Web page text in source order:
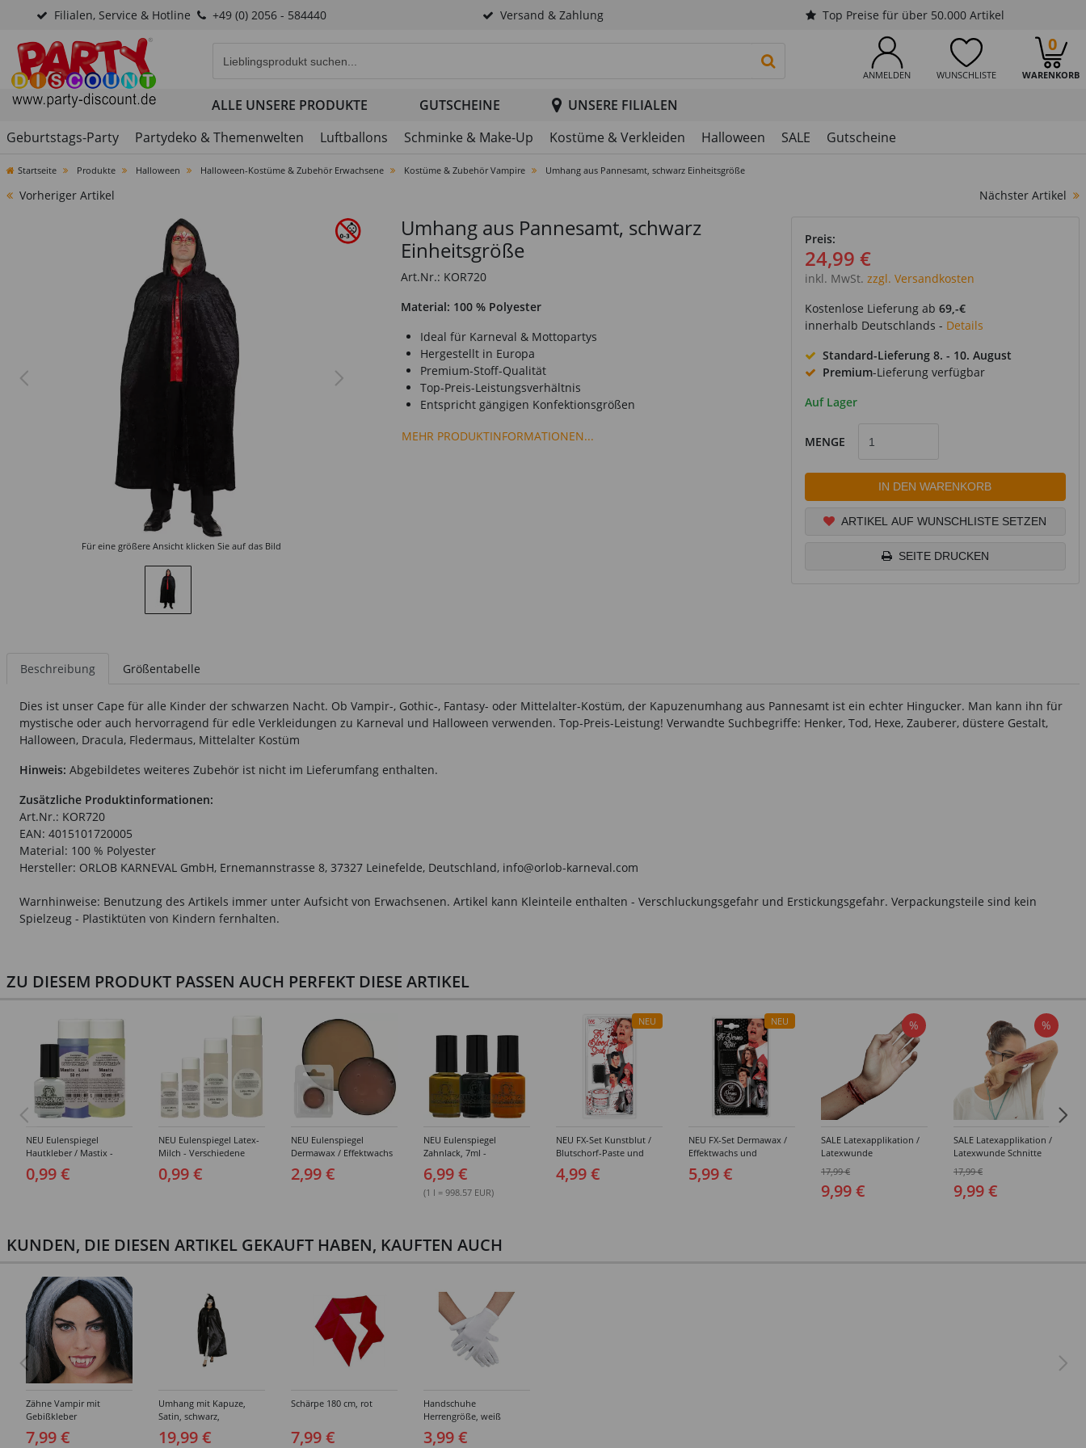
Filialen, Service & Hotline +49 (0) 2056 - 584440 Versand & Zahlung Top Preise für über 50.000 Artikel
ANMELDEN WUNSCHLISTE WARENKORB
0
PRODUKTSUCHE STARTEN
ALLE UNSERE PRODUKTE GUTSCHEINE
UNSERE FILIALEN
Geburtstags-Party
Partydeko & Themenwelten Luftballons Schminke & Make-Up Kostüme & Verkleiden Halloween SALE Gutscheine
Startseite Produkte Halloween Halloween-Kostüme & Zubehör Erwachsene Kostüme & Zubehör Vampire Umhang aus Pannesamt, schwarz Einheitsgröße
Vorheriger Artikel Nächster Artikel
Für eine größere Ansicht klicken Sie auf das Bild
Umhang aus Pannesamt, schwarz
Einheitsgröße
Art.Nr.: KOR720
Material: 100 % Polyester
Ideal für Karneval & Mottopartys
Hergestellt in Europa
Premium-Stoff-Qualität
Top-Preis-Leistungsverhältnis
Entspricht gängigen Konfektionsgrößen
MEHR PRODUKTINFORMATIONEN...
Preis:
24,99 €
inkl. MwSt. zzgl. Versandkosten
Kostenlose Lieferung ab 69,-€
innerhalb Deutschlands - Details
Standard-Lieferung 8. - 10. August
Premium-Lieferung verfügbar
Auf Lager
MENGE
IN DEN WARENKORB
ARTIKEL AUF WUNSCHLISTE SETZEN
SEITE DRUCKEN
Beschreibung Größentabelle
Dies ist unser Cape für alle Kinder der schwarzen Nacht. Ob Vampir-, Gothic-, Fantasy- oder Mittelalter-Kostüm, der Kapuzenumhang aus Pannesamt ist ein echter Hingucker. Man kann ihn für
mystische oder auch hervorragend für edle Verkleidungen zu Karneval und Halloween verwenden. Top-Preis-Leistung! Verwandte Suchbegriffe: Henker, Tod, Hexe, Zauberer, düstere Gestalt,
Halloween, Dracula, Fledermaus, Mittelalter Kostüm
Hinweis: Abgebildetes weiteres Zubehör ist nicht im Lieferumfang enthalten.
Zusätzliche Produktinformationen:
Art.Nr.: KOR720
EAN: 4015101720005
Material: 100 % Polyester
Hersteller: ORLOB KARNEVAL GmbH, Ernemannstrasse 8, 37327 Leinefelde, Deutschland, info@orlob-karneval.com
Warnhinweise: Benutzung des Artikels immer unter Aufsicht von Erwachsenen. Artikel kann Kleinteile enthalten - Verschluckungsgefahr und Erstickungsgefahr. Verpackungsteile sind kein
Spielzeug - Plastiktüten von Kindern fernhalten.
ZU DIESEM PRODUKT PASSEN AUCH PERFEKT DIESE ARTIKEL
NEU Eulenspiegel
Hautkleber / Mastix -
Verschiedene Artikel
0,99 €
NEU Eulenspiegel Latex-
Milch - Verschiedene
Artikel
0,99 €
NEU Eulenspiegel
Dermawax / Effektwachs
- Verschiedene
Ausführungen
2,99 €
NEU Eulenspiegel
Zahnlack, 7ml -
Verschiedene Farbtöne
6,99 €
(1 l = 998.57 EUR)
NEU
NEU FX-Set Kunstblut /
Blutschorf-Paste und
Schwamm, 24,8 ml, für
realistische Wunden und
4,99 €
NEU
NEU FX-Set Dermawax /
Effektwachs und
Modellier-Spatel, 25 g,
für realistische Narben,
5,99 €
%
SALE Latexapplikation /
Latexwunde
Handgelenk-Schnitt zum
Aufkleben
17,99 €
9,99 €
%
SALE Latexapplikation /
Latexwunde Schnitte
zum Aufkleben
17,99 €
9,99 €
KUNDEN, DIE DIESEN ARTIKEL GEKAUFT HABEN, KAUFTEN AUCH
Zähne Vampir mit
Gebißkleber
7,99 €
Umhang mit Kapuze,
Satin, schwarz,
Einheitsgröße
19,99 €
Schärpe 180 cm, rot
7,99 €
Handschuhe
Herrengröße, weiß
3,99 €